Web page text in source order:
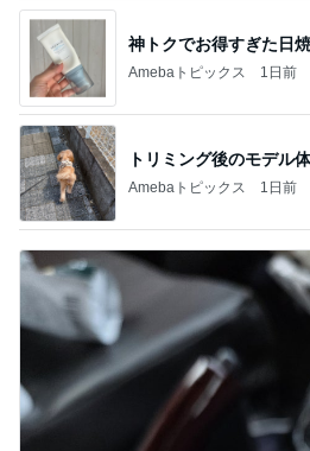
神トクでお得すぎた日
Amebaトピックス 1日前
トリミング後のモデル
Amebaトピックス 1日前